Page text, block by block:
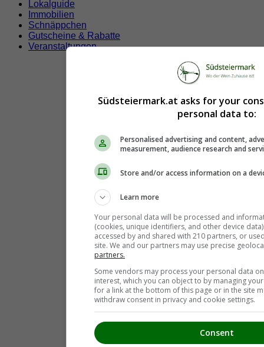
Lokalguide
Immobilien
Schnäppchen
Gutscheine & Rabatte
Veranstaltungen
Südsteiermark.at asks for your
personal data to:
Personalised advertising and content,
measurement, audience research and
Store and/or access information on a
Learn more
Your personal data will be processed and
(cookies, unique identifiers, and other device
accessed by and shared with 210 partners, or
site. We and our partners may use precise
partners.
Some vendors may process your personal data
interest, which you can object to by managing
for a link at the bottom of this page or in the site
withdraw consent in privacy and cookie settings.
Consent